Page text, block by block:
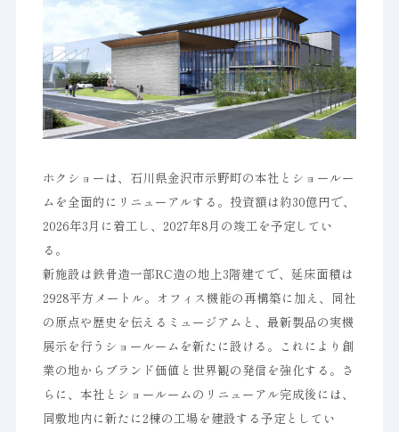
ホクショーは、石川県金沢市示野町の本社とショールー
ムを全面的にリニューアルする。投資額は約30億円で、
2026年3月に着工し、2027年8月の竣工を予定してい
る。
新施設は鉄骨造一部RC造の地上3階建てで、延床面積は
2928平方メートル。オフィス機能の再構築に加え、同社
の原点や歴史を伝えるミュージアムと、最新製品の実機
展示を行うショールームを新たに設ける。これにより創
業の地からブランド価値と世界観の発信を強化する。さ
らに、本社とショールームのリニューアル完成後には、
同敷地内に新たに2棟の工場を建設する予定としてい